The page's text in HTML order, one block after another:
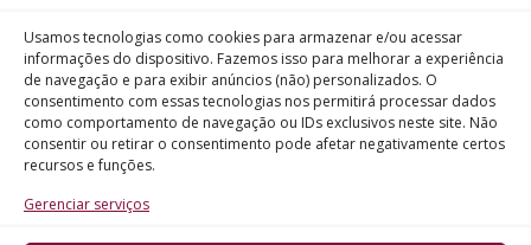
Usamos tecnologias como cookies para armazenar e/ou acessar
informações do dispositivo. Fazemos isso para melhorar a experiência
de navegação e para exibir anúncios (não) personalizados. O
consentimento com essas tecnologias nos permitirá processar dados
como comportamento de navegação ou IDs exclusivos neste site. Não
consentir ou retirar o consentimento pode afetar negativamente certos
recursos e funções.
Gerenciar serviços
Assunto
Mensagem